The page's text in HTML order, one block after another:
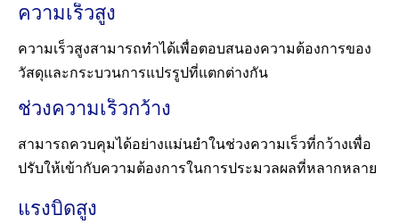
ความเร็วสูง
ความเร็วสูงสามารถทำได้เพื่อตอบสนองความต้องการของ
วัสดุและกระบวนการแปรรูปที่แตกต่างกัน
ช่วงความเร็วกว้าง
สามารถควบคุมได้อย่างแม่นยำในช่วงความเร็วที่กว้างเพื่อ
ปรับให้เข้ากับความต้องการในการประมวลผลที่หลากหลาย
แรงบิดสูง